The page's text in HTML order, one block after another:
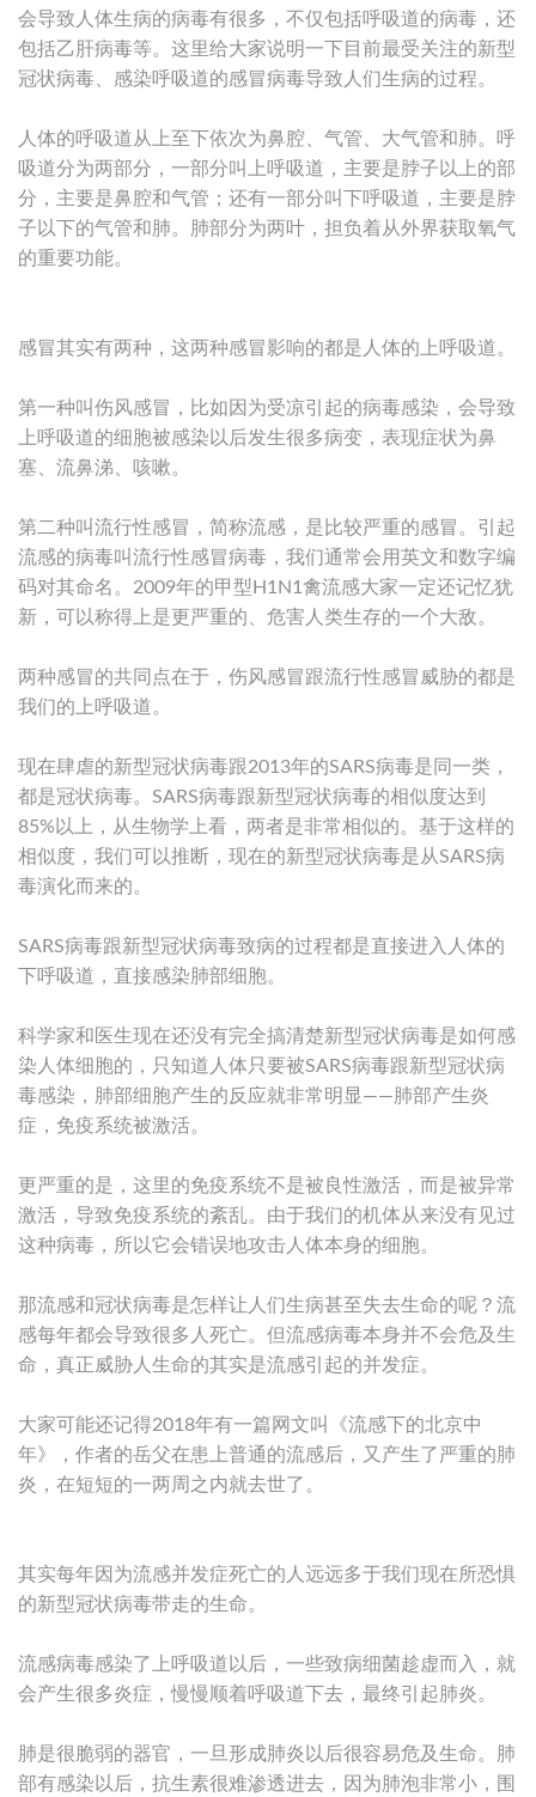
会导致人体生病的病毒有很多，不仅包括呼吸道的病毒，还
包括乙肝病毒等。这里给大家说明一下目前最受关注的新型
冠状病毒、感染呼吸道的感冒病毒导致人们生病的过程。
人体的呼吸道从上至下依次为鼻腔、气管、大气管和肺。呼
吸道分为两部分，一部分叫上呼吸道，主要是脖子以上的部
分，主要是鼻腔和气管；还有一部分叫下呼吸道，主要是脖
子以下的气管和肺。肺部分为两叶，担负着从外界获取氧气
的重要功能。
感冒其实有两种，这两种感冒影响的都是人体的上呼吸道。
第一种叫伤风感冒，比如因为受凉引起的病毒感染，会导致
上呼吸道的细胞被感染以后发生很多病变，表现症状为鼻
塞、流鼻涕、咳嗽。
第二种叫流行性感冒，简称流感，是比较严重的感冒。引起
流感的病毒叫流行性感冒病毒，我们通常会用英文和数字编
码对其命名。2009年的甲型H1N1禽流感大家一定还记忆犹
新，可以称得上是更严重的、危害人类生存的一个大敌。
两种感冒的共同点在于，伤风感冒跟流行性感冒威胁的都是
我们的上呼吸道。
现在肆虐的新型冠状病毒跟2013年的SARS病毒是同一类，
都是冠状病毒。SARS病毒跟新型冠状病毒的相似度达到
85%以上，从生物学上看，两者是非常相似的。基于这样的
相似度，我们可以推断，现在的新型冠状病毒是从SARS病
毒演化而来的。
SARS病毒跟新型冠状病毒致病的过程都是直接进入人体的
下呼吸道，直接感染肺部细胞。
科学家和医生现在还没有完全搞清楚新型冠状病毒是如何感
染人体细胞的，只知道人体只要被SARS病毒跟新型冠状病
毒感染，肺部细胞产生的反应就非常明显——肺部产生炎
症，免疫系统被激活。
更严重的是，这里的免疫系统不是被良性激活，而是被异常
激活，导致免疫系统的紊乱。由于我们的机体从来没有见过
这种病毒，所以它会错误地攻击人体本身的细胞。
那流感和冠状病毒是怎样让人们生病甚至失去生命的呢？流
感每年都会导致很多人死亡。但流感病毒本身并不会危及生
命，真正威胁人生命的其实是流感引起的并发症。
大家可能还记得2018年有一篇网文叫《流感下的北京中
年》，作者的岳父在患上普通的流感后，又产生了严重的肺
炎，在短短的一两周之内就去世了。
其实每年因为流感并发症死亡的人远远多于我们现在所恐惧
的新型冠状病毒带走的生命。
流感病毒感染了上呼吸道以后，一些致病细菌趁虚而入，就
会产生很多炎症，慢慢顺着呼吸道下去，最终引起肺炎。
肺是很脆弱的器官，一旦形成肺炎以后很容易危及生命。肺
部有感染以后，抗生素很难渗透进去，因为肺泡非常小，围